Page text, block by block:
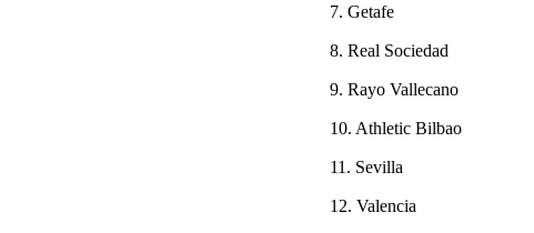
7. Getafe
8. Real Sociedad
9. Rayo Vallecano
10. Athletic Bilbao
11. Sevilla
12. Valencia